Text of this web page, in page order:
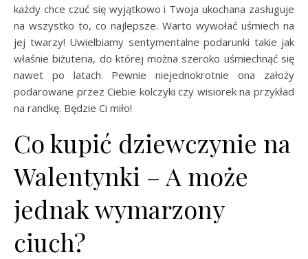
każdy chce czuć się wyjątkowo i Twoja ukochana zasługuje
na wszystko to, co najlepsze. Warto wywołać uśmiech na
jej twarzy! Uwielbiamy sentymentalne podarunki takie jak
właśnie biżuteria, do której można szeroko uśmiechnąć się
nawet po latach. Pewnie niejednokrotnie ona założy
podarowane przez Ciebie kolczyki czy wisiorek na przykład
na randkę. Będzie Ci miło!
Co kupić dziewczynie na
Walentynki – A może
jednak wymarzony
ciuch?